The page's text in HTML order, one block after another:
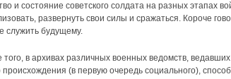
и состояние советского солдата на разных этапах
развернуть свои силы и сражаться. Короче
служить будущему.
того, в архивах различных военных ведомств,
происхождения (в первую очередь социального),